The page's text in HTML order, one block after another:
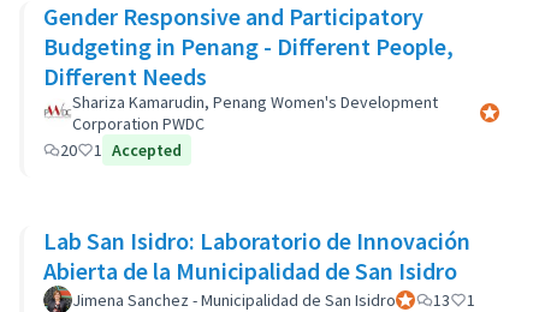
Gender Responsive and Participatory
Budgeting in Penang - Different People,
Different Needs
Shariza Kamarudin, Penang Women's Development
Corporation PWDC
20
1 Accepted
Lab San Isidro: Laboratorio de Innovación
Abierta de la Municipalidad de San Isidro
Jimena Sanchez - Municipalidad de San IsidroParticipante oficial
13 1